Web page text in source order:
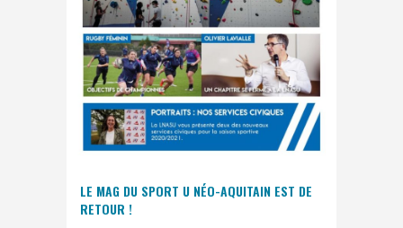
LE MAG DU SPORT U NÉO-AQUITAIN EST DE
RETOUR !